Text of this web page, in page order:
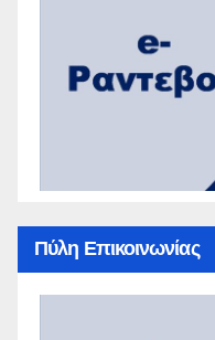
Πύλη Επικοινωνίας